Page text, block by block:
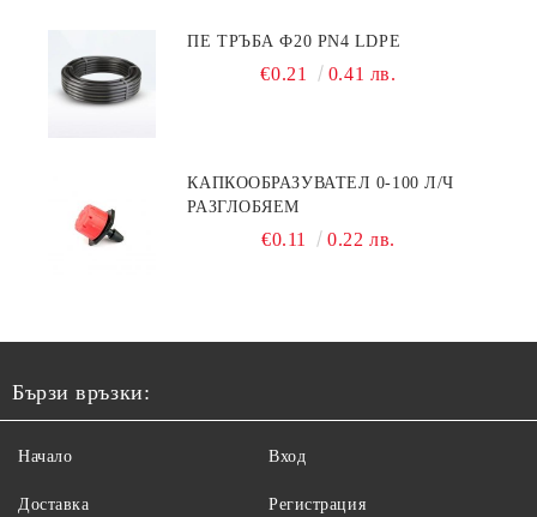
ПЕ ТРЪБА Ф20 PN4 LDPE
€0.21 0.41 лв.
КАПКООБРАЗУВАТЕЛ 0-100 Л/Ч
РАЗГЛОБЯЕМ
€0.11 0.22 лв.
Бързи връзки:
Начало
Доставка
Вход
Регистрация